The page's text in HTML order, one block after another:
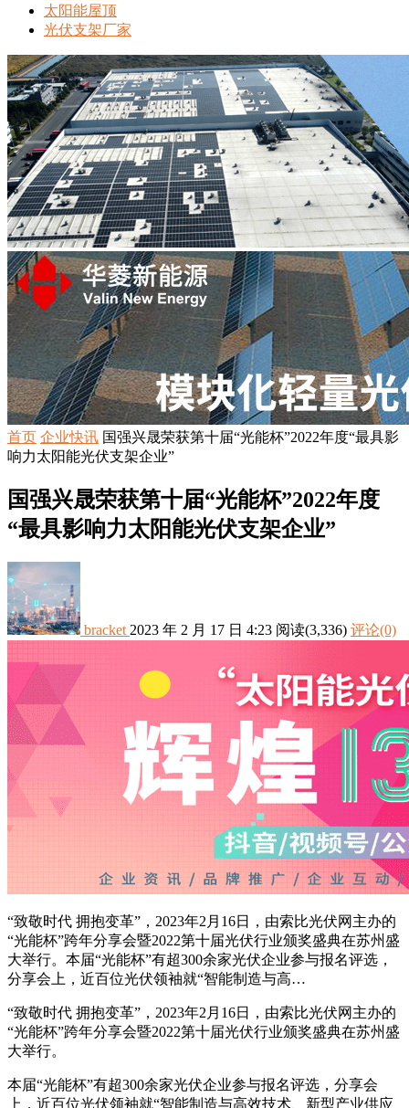
太阳能屋顶
光伏支架厂家
首页 企业快讯 国强兴晟荣获第十届“光能杯”2022年度“最具影
响力太阳能光伏支架企业”
国强兴晟荣获第十届“光能杯”2022年度
“最具影响力太阳能光伏支架企业”
bracket 2023 年 2 月 17 日 4:23 阅读(3,336) 评论(0)
“致敬时代 拥抱变革”，2023年2月16日，由索比光伏网主办的
“光能杯”跨年分享会暨2022第十届光伏行业颁奖盛典在苏州盛
大举行。本届“光能杯”有超300余家光伏企业参与报名评选，
分享会上，近百位光伏领袖就“智能制造与高…
“致敬时代 拥抱变革”，2023年2月16日，由索比光伏网主办的
“光能杯”跨年分享会暨2022第十届光伏行业颁奖盛典在苏州盛
大举行。
本届“光能杯”有超300余家光伏企业参与报名评选，分享会
上，近百位光伏领袖就“智能制造与高效技术、新型产业供应